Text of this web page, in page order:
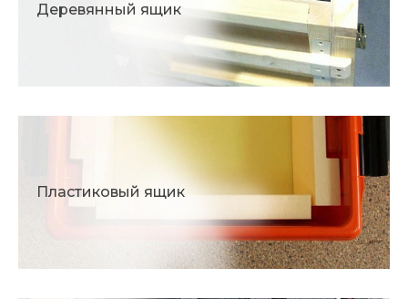
Деревянный ящик
Пластиковый ящик